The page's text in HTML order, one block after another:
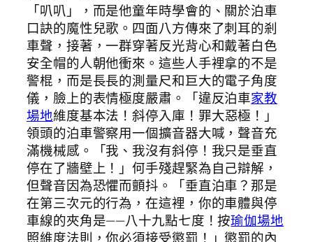
「叭叭」，而是他童年時學會的、關於泊車
口訣的魔性兒歌。四面八方傳來了刺耳的剎
車聲，接著，一群穿著反光背心和戴著白色
安全帽的人朝他衝來。這些人手裡拿的不是
警棍，而是長長的測量尺和巨大的電子角度
儀，臉上的表情極度嚴肅。「違反泊車家教
場地維度基本法！斜停入庫！罪大惡極！」
領頭的泊車警察用一個擴音器大喊，聲音充
滿機械感。「我、我沒有斜停！我只是垂直
停在了牆壁上！」何手殘趕緊為自己辯解，
但聲音因為恐懼而顫抖。「垂直泊車？那是
在第三次元的行為，在這裡，你的車體與停
車線的夾角是——八十九點七度！按瑜伽場地
照維度法則，你必須接受懲罰！」懲罰的內